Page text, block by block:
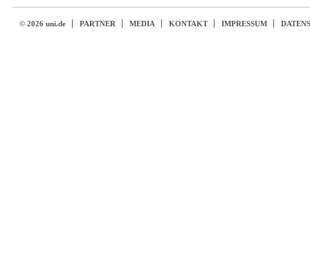
© 2026 uni.de PARTNER MEDIA KONTAKT IMPRESSUM